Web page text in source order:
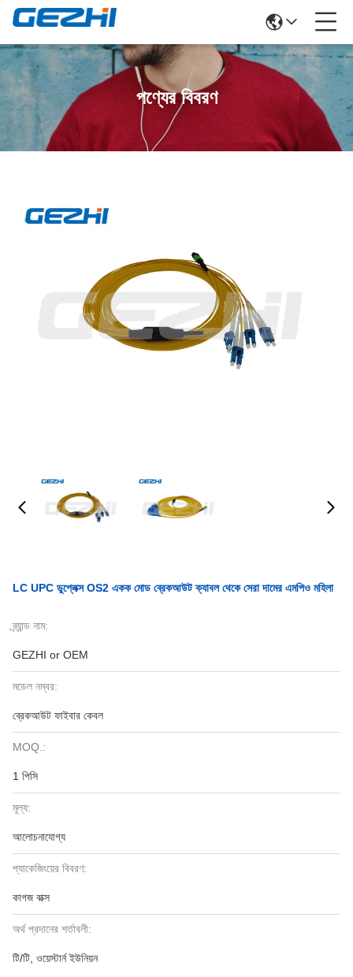
পণ্যের বিবরণ
LC UPC ডুপ্লেক্স OS2 একক মোড ব্রেকআউট ক্যাবল থেকে সেরা দামের এমপিও মহিলা
ব্র্যান্ড নাম:
GEZHI or OEM
মডেল নম্বর:
ব্রেকআউট ফাইবার কেবল
MOQ.:
1 পিসি
মূল্য:
আলোচনাযোগ্য
প্যাকেজিংয়ের বিবরণ:
কাগজ বাক্স
অর্থ প্রদানের শর্তাবলী:
টি/টি, ওয়েস্টার্ন ইউনিয়ন